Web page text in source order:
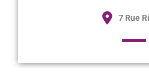
7 Rue